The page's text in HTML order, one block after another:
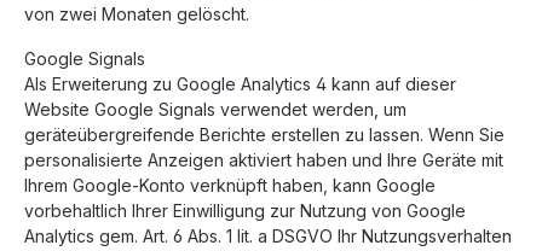
von zwei Monaten gelöscht.
Google Signals
Als Erweiterung zu Google Analytics 4 kann auf dieser
Website Google Signals verwendet werden, um
geräteübergreifende Berichte erstellen zu lassen. Wenn Sie
personalisierte Anzeigen aktiviert haben und Ihre Geräte mit
Ihrem Google-Konto verknüpft haben, kann Google
vorbehaltlich Ihrer Einwilligung zur Nutzung von Google
Analytics gem. Art. 6 Abs. 1 lit. a DSGVO Ihr Nutzungsverhalten